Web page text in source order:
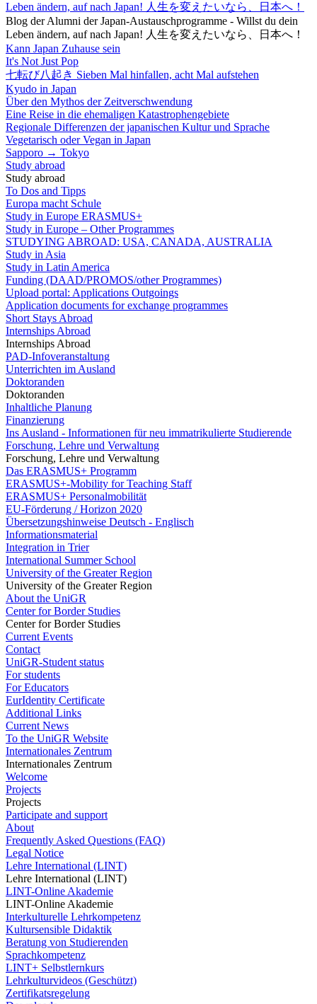
Leben ändern, auf nach Japan! 人生を変えたいなら、日本へ！
Blog der Alumni der Japan-Austauschprogramme - Willst du dein
Leben ändern, auf nach Japan! 人生を変えたいなら、日本へ！
Kann Japan Zuhause sein
It's Not Just Pop
七転び八起き Sieben Mal hinfallen, acht Mal aufstehen
Kyudo in Japan
Über den Mythos der Zeitverschwendung
Eine Reise in die ehemaligen Katastrophengebiete
Regionale Differenzen der japanischen Kultur und Sprache
Vegetarisch oder Vegan in Japan
Sapporo → Tokyo
Study abroad
Study abroad
To Dos and Tipps
Europa macht Schule
Study in Europe ERASMUS+
Study in Europe – Other Programmes
STUDYING ABROAD: USA, CANADA, AUSTRALIA
Study in Asia
Study in Latin America
Funding (DAAD/PROMOS/other Programmes)
Upload portal: Applications Outgoings
Application documents for exchange programmes
Short Stays Abroad
Internships Abroad
Internships Abroad
PAD-Infoveranstaltung
Unterrichten im Ausland
Doktoranden
Doktoranden
Inhaltliche Planung
Finanzierung
Ins Ausland - Informationen für neu immatrikulierte Studierende
Forschung, Lehre und Verwaltung
Forschung, Lehre und Verwaltung
Das ERASMUS+ Programm
ERASMUS+-Mobility for Teaching Staff
ERASMUS+ Personalmobilität
EU-Förderung / Horizon 2020
Übersetzungshinweise Deutsch - Englisch
Informationsmaterial
Integration in Trier
International Summer School
University of the Greater Region
University of the Greater Region
About the UniGR
Center for Border Studies
Center for Border Studies
Current Events
Contact
UniGR-Student status
For students
For Educators
EurIdentity Certificate
Additional Links
Current News
To the UniGR Website
Internationales Zentrum
Internationales Zentrum
Welcome
Projects
Projects
Participate and support
About
Frequently Asked Questions (FAQ)
Legal Notice
Lehre International (LINT)
Lehre International (LINT)
LINT-Online Akademie
LINT-Online Akademie
Interkulturelle Lehrkompetenz
Kultursensible Didaktik
Beratung von Studierenden
Sprachkompetenz
LINT+ Selbstlernkurs
Lehrkulturvideos (Geschützt)
Zertifikatsregelung